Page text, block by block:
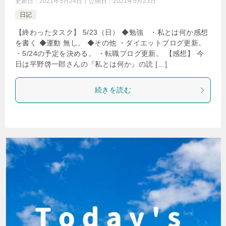
日記
【終わったタスク】 5/23（日） ◆勉強 ・私とは何か感想
を書く ◆運動 無し。 ◆その他 ・ダイエットブログ更新。
・5/24の予定を決める。 ・転職ブログ更新。 【感想】 今
日は平野啓一郎さんの『私とは何か』の読 […]
続きを読む